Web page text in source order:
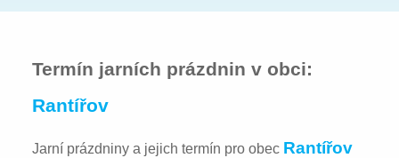
Termín jarních prázdnin v obci:
Rantířov
Jarní prázdniny a jejich termín pro obec Rantířov